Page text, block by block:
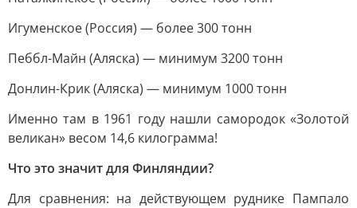
Игуменское (Россия) — более 300 тонн
Пеббл-Майн (Аляска) — минимум 3200 тонн
Донлин-Крик (Аляска) — минимум 1000 тонн
Именно там в 1961 году нашли самородок «Золотой
великан» весом 14,6 килограмма!
Что это значит для Финляндии?
Для сравнения: на действующем руднике Пампало